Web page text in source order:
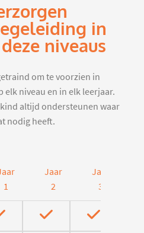
in
niveaus
om te voorzien in
niveau en in elk leerjaar.
altijd ondersteunen waar
nodig heeft.
1
Jaar
2
Jaar
3